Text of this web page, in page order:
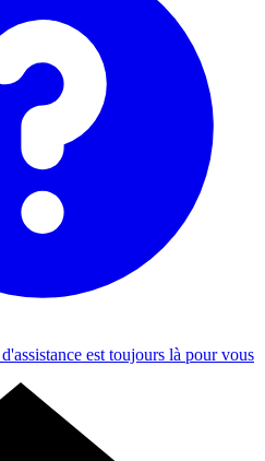
est toujours là pour vous